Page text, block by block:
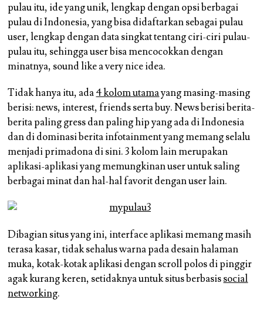
pulau itu, ide yang unik, lengkap dengan opsi berbagai
pulau di Indonesia, yang bisa didaftarkan sebagai pulau
user, lengkap dengan data singkat tentang ciri-ciri pulau-
pulau itu, sehingga user bisa mencocokkan dengan
minatnya, sound like a very nice idea.
Tidak hanya itu, ada4 kolom utamayang masing-masing
berisi: news, interest, friends serta buy. News berisi berita-
berita paling gress dan paling hip yang ada di Indonesia
dan di dominasi berita infotainment yang memang selalu
menjadi primadona di sini. 3 kolom lain merupakan
aplikasi-aplikasi yang memungkinan user untuk saling
berbagai minat dan hal-hal favorit dengan user lain.
Dibagian situs yang ini, interface aplikasi memang masih
terasa kasar, tidak sehalus warna pada desain halaman
muka, kotak-kotak aplikasi dengan scroll polos di pinggir
agak kurang keren, setidaknya untuk situs berbasissocial
networking.